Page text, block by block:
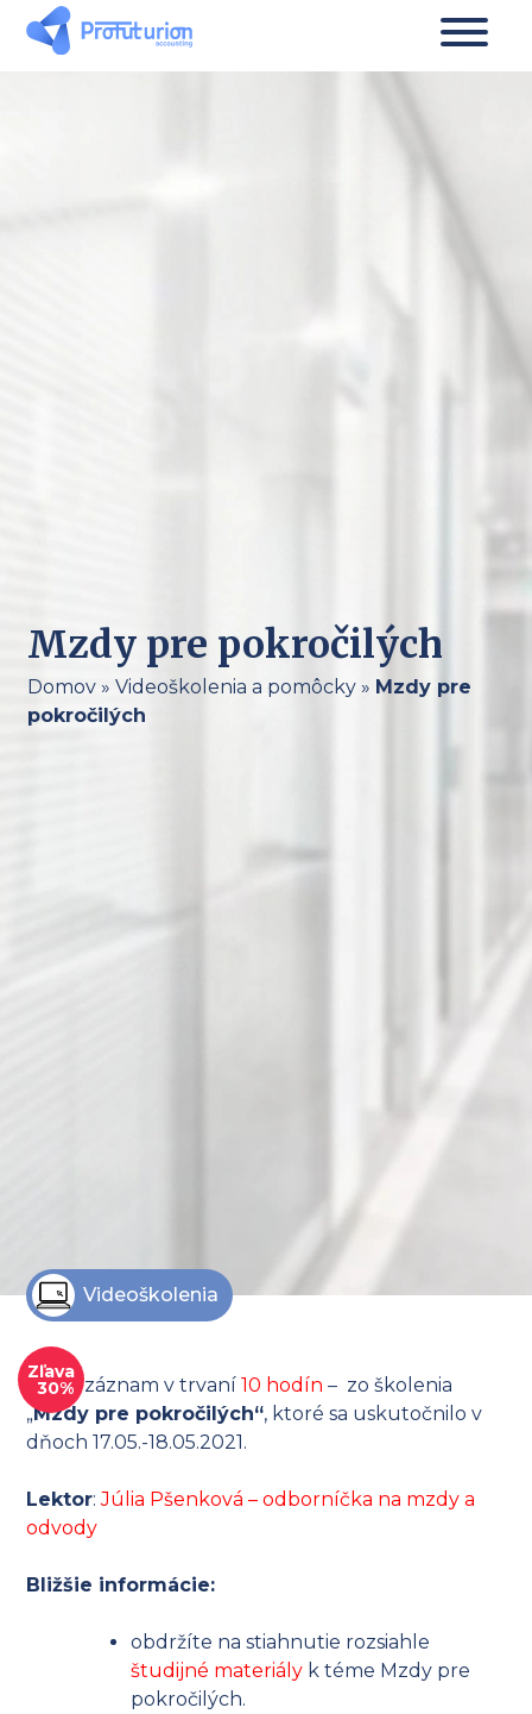
Mzdy pre pokročilých
Domov» Videoškolenia a pomôcky» Mzdy pre
pokročilých
Videoškolenia
Zľava
30%
Video záznam v trvaní10 hodín – zo školenia
„Mzdy pre pokročilých“, ktoré sa uskutočnilo v
dňoch 17.05.-18.05.2021.
Lektor:Júlia Pšenková – odborníčka na mzdy a
odvody
Bližšie informácie:
obdržíte na stiahnutie rozsiahle
študijné materiály k téme Mzdy pre
pokročilých.